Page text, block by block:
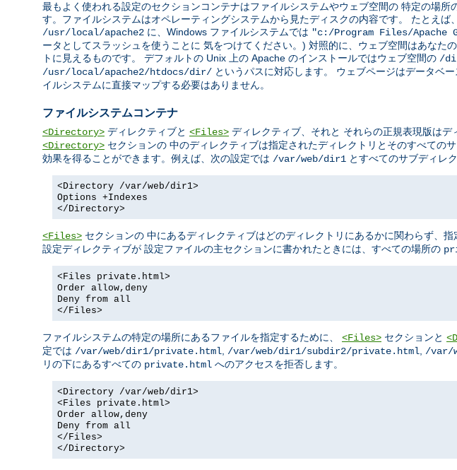
最もよく使われる設定のセクションコンテナはファイルシステムやウェブ空間の 特定の場
す。ファイルシステムはオペレーティングシステムから見たディスクの内容です。 たとえ
/usr/local/apache2 に、Windows ファイルシステムでは "c:/Program Files/Apache
ータとしてスラッシュを使うことに 気をつけてください。) 対照的に、ウェブ空間はあなた
トに見えるものです。 デフォルトの Unix 上の Apache のインストールではウェブ空間の /
/usr/local/apache2/htdocs/dir/ というパスに対応します。 ウェブページはデータベ
イルシステムに直接マップする必要はありません。
ファイルシステムコンテナ
<Directory> ディレクティブと <Files> ディレクティブ、それと それらの正規表現版はデ
<Directory> セクションの 中のディレクティブは指定されたディレクトリとそのすべての
効果を得ることができます。例えば、次の設定では /var/web/dir1 とすべてのサブディレ
<Directory /var/web/dir1>
Options +Indexes
</Directory>
<Files> セクションの 中にあるディレクティブはどのディレクトリにあるかに関わらず、
設定ディレクティブが 設定ファイルの主セクションに書かれたときには、すべての場所の
<Files private.html>
Order allow,deny
Deny from all
</Files>
ファイルシステムの特定の場所にあるファイルを指定するために、 <Files> セクションと
定では /var/web/dir1/private.html, /var/web/dir1/subdir2/private.html, /var/
リの下にあるすべての private.html へのアクセスを拒否します。
<Directory /var/web/dir1>
<Files private.html>
Order allow,deny
Deny from all
</Files>
</Directory>